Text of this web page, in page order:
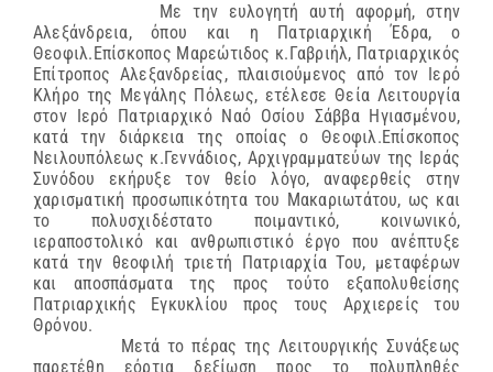
Με την ευλογητή αυτή αφορμή, στην
Αλεξάνδρεια, όπου και η Πατριαρχική Έδρα, ο
Θεοφιλ.Επίσκοπος Μαρεώτιδος κ.Γαβριήλ, Πατριαρχικός
Επίτροπος Αλεξανδρείας, πλαισιούμενος από τον Ιερό
Κλήρο της Μεγάλης Πόλεως, ετέλεσε Θεία Λειτουργία
στον Ιερό Πατριαρχικό Ναό Οσίου Σάββα Ηγιασμένου,
κατά την διάρκεια της οποίας ο Θεοφιλ.Επίσκοπος
Νειλουπόλεως κ.Γεννάδιος, Αρχιγραμματεύων της Ιεράς
Συνόδου εκήρυξε τον θείο λόγο, αναφερθείς στην
χαρισματική προσωπικότητα του Μακαριωτάτου, ως και
το πολυσχιδέστατο ποιμαντικό, κοινωνικό,
ιεραποστολικό και ανθρωπιστικό έργο που ανέπτυξε
κατά την θεοφιλή τριετή Πατριαρχία Του, μεταφέρων
και αποσπάσματα της προς τούτο εξαπολυθείσης
Πατριαρχικής Εγκυκλίου προς τους Αρχιερείς του
Θρόνου.
Μετά το πέρας της Λειτουργικής Συνάξεως
παρετέθη εόρτια δεξίωση προς το πολυπληθές